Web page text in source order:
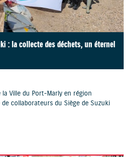
: la collecte des déchets, un éternel
la Ville du Port-Marly en région
collaborateurs du Siège de Suzuki